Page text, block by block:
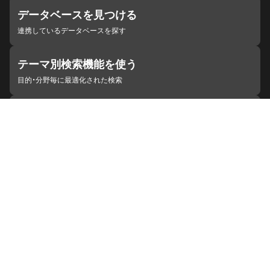
データベースを見つける
連携しているデータベースを探す
テーマ別検索機能を使う
目的・分野毎に最適化された検索